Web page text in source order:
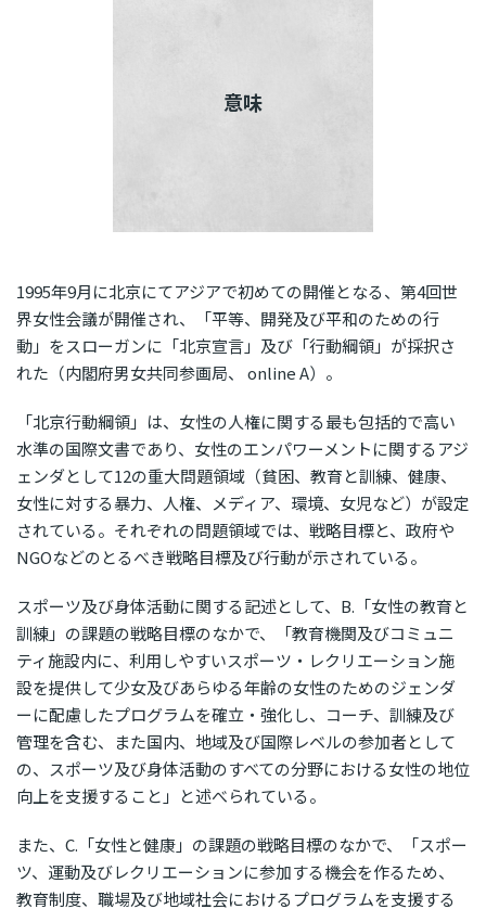
意味
1995年9月に北京にてアジアで初めての開催となる、第4回世
界女性会議が開催され、「平等、開発及び平和のための行
動」をスローガンに「北京宣言」及び「行動綱領」が採択さ
れた（内閣府男女共同参画局、 online A）。
「北京行動綱領」は、女性の人権に関する最も包括的で高い
水準の国際文書であり、女性のエンパワーメントに関するアジ
ェンダとして12の重大問題領域（貧困、教育と訓練、健康、
女性に対する暴力、人権、メディア、環境、女児など）が設定
されている。それぞれの問題領域では、戦略目標と、政府や
NGOなどのとるべき戦略目標及び行動が示されている。
スポーツ及び身体活動に関する記述として、B.「女性の教育と
訓練」の課題の戦略目標のなかで、「教育機関及びコミュニ
ティ施設内に、利用しやすいスポーツ・レクリエーション施
設を提供して少女及びあらゆる年齢の女性のためのジェンダ
ーに配慮したプログラムを確立・強化し、コーチ、訓練及び
管理を含む、また国内、地域及び国際レベルの参加者として
の、スポーツ及び身体活動のすべての分野における女性の地位
向上を支援すること」と述べられている。
また、C.「女性と健康」の課題の戦略目標のなかで、「スポー
ツ、運動及びレクリエーションに参加する機会を作るため、
教育制度、職場及び地域社会におけるプログラムを支援する